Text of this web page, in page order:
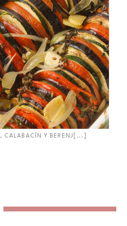
CALABACÍN Y BERENJ[...]